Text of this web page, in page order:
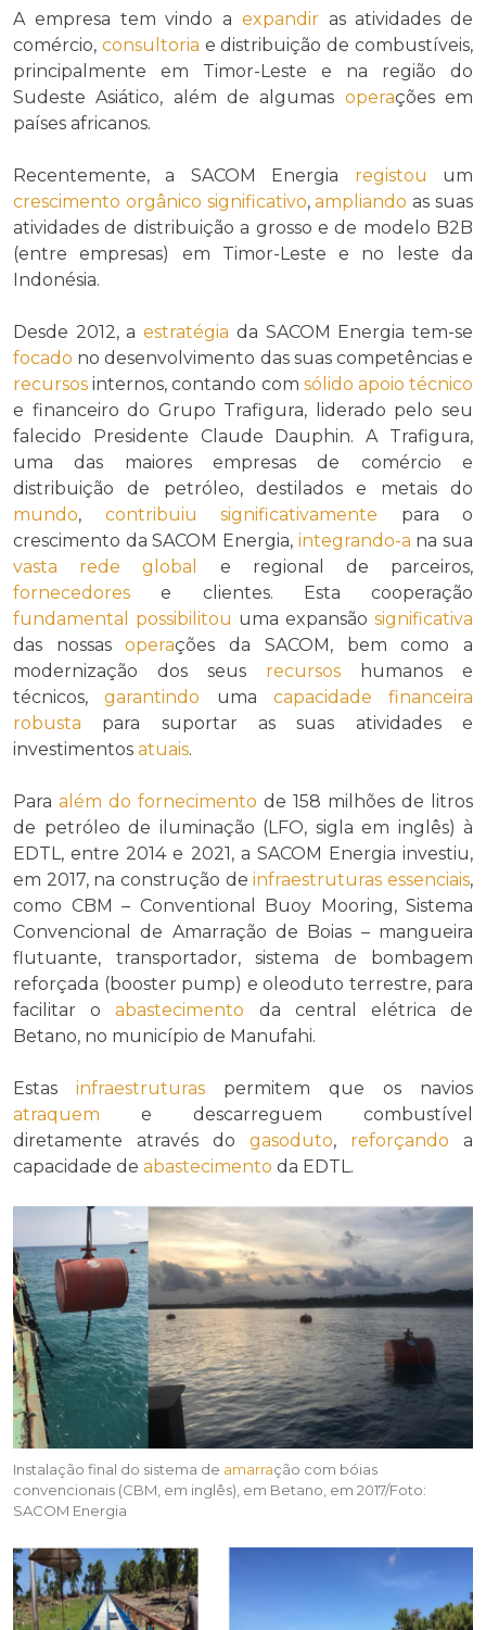
A empresa tem vindo a expandiras atividades de
comércio, consultoria e distribuição de combustíveis,
principalmente em Timor-Leste e na região do
Sudeste Asiático, além de algumas operações em
países africanos.
Recentemente, a SACOM Energia registou um
crescimento orgânico significativo,ampliando as suas
atividades de distribuição a grosso e de modelo B2B
(entre empresas) em Timor-Leste e no leste da
Indonésia.
Desde 2012, aestratégia da SACOM Energia tem-se
focado no desenvolvimento das suas competências e
recursos internos, contando com sólido apoio técnico
e financeiro do Grupo Trafigura, liderado pelo seu
falecido Presidente Claude Dauphin. A Trafigura,
uma das maiores empresas de comércio e
distribuição de petróleo, destilados e metais do
mundo, contribuiu significativamente para o
crescimento da SACOM Energia, integrando-a na sua
vasta rede global
e regional de parceiros,
fornecedores e clientes. Esta cooperação
fundamental
possibilitou uma expansão significativa
das nossasoperações da SACOM, bem como a
modernização dos seus recursos humanos e
técnicos,garantindo uma capacidade financeira
robusta para suportar as suas atividades e
investimentos atuais.
Para além do fornecimento de 158 milhões de litros
de petróleo de iluminação (LFO, sigla em inglês) à
EDTL, entre 2014 e 2021, a SACOM Energia investiu,
em 2017, na construção deinfraestruturas essenciais,
como CBM – Conventional Buoy Mooring, Sistema
Convencional de Amarração de Boias – mangueira
flutuante, transportador, sistema de bombagem
reforçada (booster pump) e oleoduto terrestre, para
facilitar oabastecimento da central elétrica de
Betano, no município de Manufahi.
Estas infraestruturas permitem que os navios
atraquem e descarreguem combustível
diretamente através do gasoduto, reforçando a
capacidade de abastecimento da EDTL.
Instalação final do sistema de amarração com bóias
convencionais (CBM, em inglês), em Betano, em 2017/Foto:
SACOM Energia